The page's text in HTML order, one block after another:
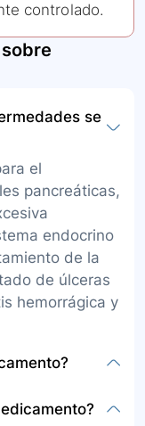
controlado.
se
el
pancreáticas,
endocrino
de la
de úlceras
hemorrágica y
un